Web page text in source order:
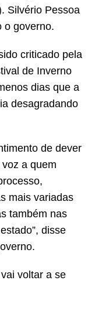
Silvério Pessoa
o governo.
criticado pela
de Inverno
dias que a
desagradando
de dever
a quem
mais variadas
também nas
disse
voltar a se